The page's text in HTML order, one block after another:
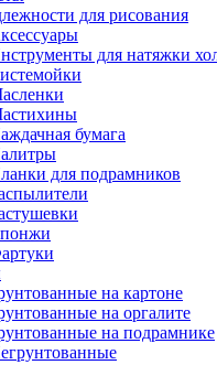
для рисования
для натяжки
бумага
для подрамников
на картоне
на оргалите
на подрамнике